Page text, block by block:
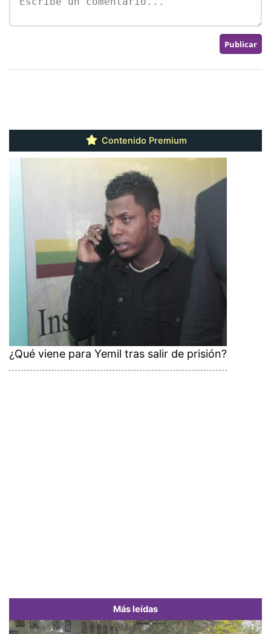
Contenido Premium
¿Qué viene para Yemil tras salir de prisión?
Más leídas